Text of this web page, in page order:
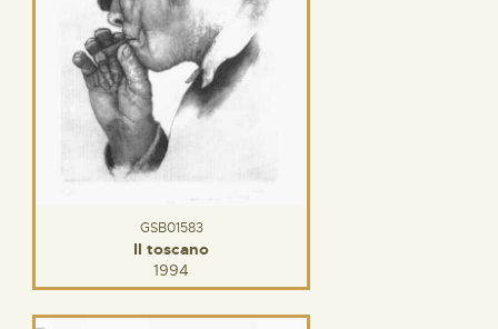
GSB01583
Il toscano
1994